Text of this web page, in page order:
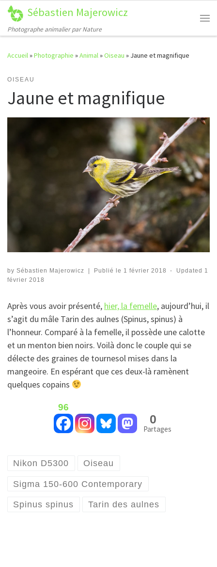
Passer au contenu
Sébastien Majerowicz
Photographe animalier par Nature
Accueil»Photographie »Animal»Oiseau » Jaune et magnifique
OISEAU
Jaune et magnifique
by Sébastien Majerowicz | Publié le 1 février 2018 - Updated 1
février 2018
Après vous avoir présenté, hier, la femelle, aujourd’hui, il
s’agit du mâle Tarin des aulnes (Spinus, spinus) à
l’honneur. Comparé à la femelle, il possède une calotte
et un menton bien noirs. Voilà donc le couple qui se
délecte des graines de tournesol mises dans la
mangeoire. En espérant que ces deux-là ramènent
quelques copains
96
0
Partages
Nikon D5300 Oiseau
Sigma 150-600 Contemporary
Spinus spinus Tarin des aulnes